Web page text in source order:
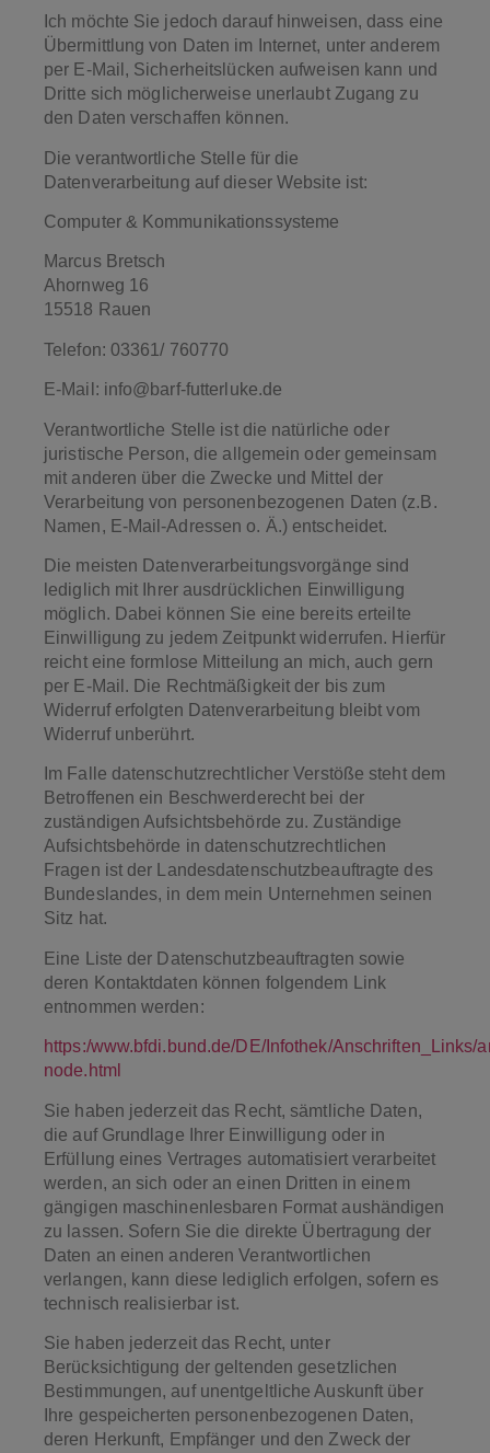
Ich möchte Sie jedoch darauf hinweisen, dass eine
Übermittlung von Daten im Internet, unter anderem
per E-Mail, Sicherheitslücken aufweisen kann und
Dritte sich möglicherweise unerlaubt Zugang zu
den Daten verschaffen können.
Die verantwortliche Stelle für die
Datenverarbeitung auf dieser Website ist:
Computer & Kommunikationssysteme
Marcus Bretsch
Ahornweg 16
15518 Rauen
Telefon: 03361/ 760770
E-Mail: info@barf-futterluke.de
Verantwortliche Stelle ist die natürliche oder
juristische Person, die allgemein oder gemeinsam
mit anderen über die Zwecke und Mittel der
Verarbeitung von personenbezogenen Daten (z.B.
Namen, E-Mail-Adressen o. Ä.) entscheidet.
Die meisten Datenverarbeitungsvorgänge sind
lediglich mit Ihrer ausdrücklichen Einwilligung
möglich. Dabei können Sie eine bereits erteilte
Einwilligung zu jedem Zeitpunkt widerrufen. Hierfür
reicht eine formlose Mitteilung an mich, auch gern
per E-Mail. Die Rechtmäßigkeit der bis zum
Widerruf erfolgten Datenverarbeitung bleibt vom
Widerruf unberührt.
Im Falle datenschutzrechtlicher Verstöße steht dem
Betroffenen ein Beschwerderecht bei der
zuständigen Aufsichtsbehörde zu. Zuständige
Aufsichtsbehörde in datenschutzrechtlichen
Fragen ist der Landesdatenschutzbeauftragte des
Bundeslandes, in dem mein Unternehmen seinen
Sitz hat.
Eine Liste der Datenschutzbeauftragten sowie
deren Kontaktdaten können folgendem Link
entnommen werden:
https:/www.bfdi.bund.de/DE/Infothek/Anschriften_Links/
node.html
Sie haben jederzeit das Recht, sämtliche Daten,
die auf Grundlage Ihrer Einwilligung oder in
Erfüllung eines Vertrages automatisiert verarbeitet
werden, an sich oder an einen Dritten in einem
gängigen maschinenlesbaren Format aushändigen
zu lassen. Sofern Sie die direkte Übertragung der
Daten an einen anderen Verantwortlichen
verlangen, kann diese lediglich erfolgen, sofern es
technisch realisierbar ist.
Sie haben jederzeit das Recht, unter
Berücksichtigung der geltenden gesetzlichen
Bestimmungen, auf unentgeltliche Auskunft über
Ihre gespeicherten personenbezogenen Daten,
deren Herkunft, Empfänger und den Zweck der